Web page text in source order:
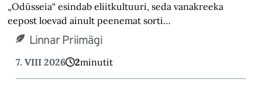
„Odüsseia“ esindab eliitkultuuri, seda vanakreeka
eepost loevad ainult peenemat sorti…
Linnar Priimägi
7. VIII 2026 2minutit